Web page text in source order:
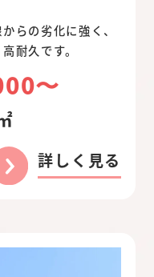
らの劣化に強く、
耐久です。
〜
詳しく見る